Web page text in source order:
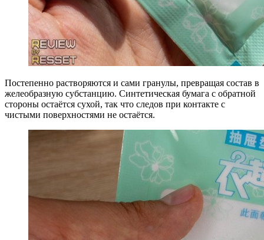
Постепенно растворяются и сами гранулы, превращая состав в
желеобразную субстанцию. Синтетическая бумага с обратной
стороны остаётся сухой, так что следов при контакте с
чистыми поверхностями не остаётся.